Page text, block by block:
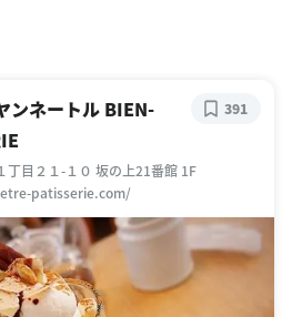
ンネートル BIEN-
丁目２１-１０ 坂の上21番館 1F
patisserie.com/
391